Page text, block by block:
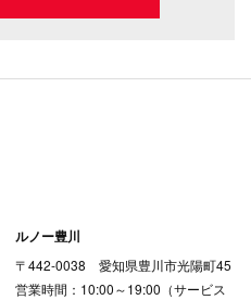
ルノー豊川
〒442-0038 愛知県豊川市光陽町45
営業時間：10:00～19:00（サービス